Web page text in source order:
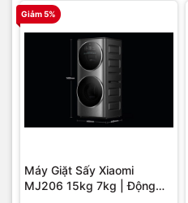
Giảm 5%
Máy Giặt Sấy Xiaomi
MJ206 15kg 7kg | Động